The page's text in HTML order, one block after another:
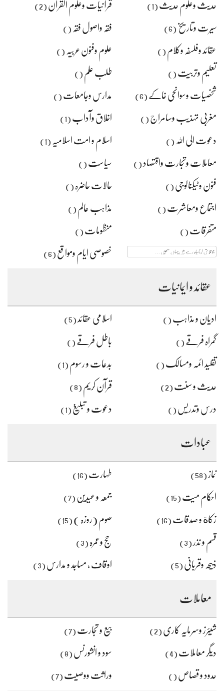
قرآنیات وعلوم القرآن (2) حدیث وعلوم حدیث (1)
فقہ واصول فقہ () سیرت وتاریخ (6)
علوم وفنون عربیہ () عقائد وفلسفہ وکلام ()
طلب علم () تعلیم وتربیت ()
مدارس وجامعات () شخصیات وسوانحی خاکے (6)
اخلاق وآداب (1) مغربی تہذیب وسامراج ()
اسلام و امت اسلامیہ (1) دعوت الی اللہ ()
سیاست () معاملات وتجارت واقتصاد ()
حالات حاضرہ () فنون وٹیکنالوجی ()
مذاہب عالم () اجتماع ومعاشرت ()
منظومات () متفرقات ()
خصوصی ایام ومواقع (6)
تلاش
عقائد و ایمانیات
اسلامی عقائد (5) ادیان و مذاہب ()
باطل فرقے () گمراہ فرقے ()
بدعات و رسوم (1) تقلید ائمہ ومسالک ()
قرآن کریم (8) حدیث و سنت (2)
دعوت و تبلیغ (1) درس وتدریس ()
عبادات
طہارت (16) نماز (58)
جمعہ و عیدین (7) احکام میت (15)
صوم (روزہ ) (15) زکاة و صدقات (16)
حج وعمرہ (3) قسم و نذر (3)
اوقاف ، مساجد و مدارس (3) ذبیحہ وقربانی (5)
معاملات
بیع و تجارت (7) شیئرز وسرمایہ کاری (2)
سود و انشورنس (8) دیگر معاملات (4)
وراثت ووصیت (7) حدود و قصاص ()